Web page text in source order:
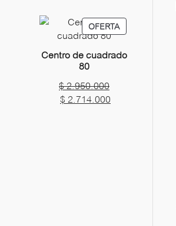
$ 7.500.000.
es:
$ 4.000.000.
OFERTAPRODUCTO
EN
OFERTA
Centro de cuadrado
80
El
precio
$2.950.000
El
$ 2.714.000